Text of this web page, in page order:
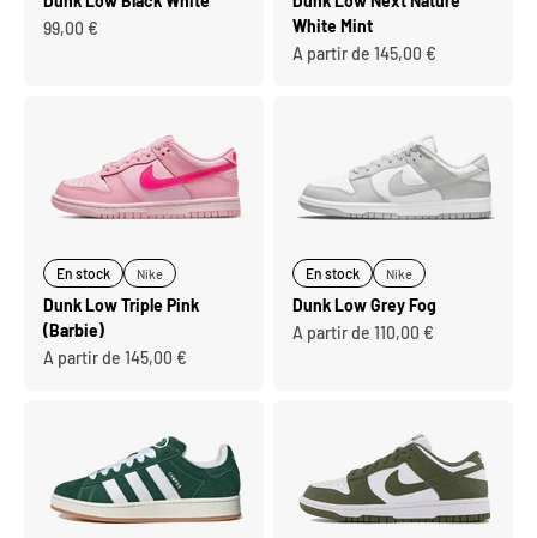
Prix de vente
99,00 €
White Mint
Prix de vente
A partir de 145,00 €
En stock Nike
Dunk Low Triple Pink
(Barbie)
Prix de vente
A partir de 145,00 €
En stock Nike
Dunk Low Grey Fog
Prix de vente
A partir de 110,00 €